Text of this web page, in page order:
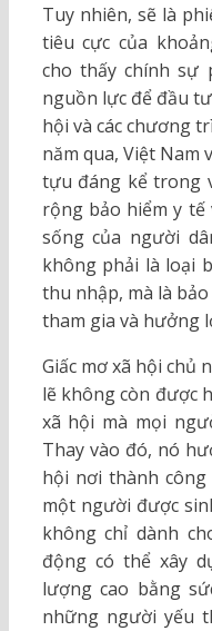
Tuy nhiên, sẽ là
tiêu cực của
cho thấy chính
nguồn lực để đầu
hội và các chương
năm qua, Việt
tựu đáng kể trong
rộng bảo hiểm y tế
sống của người
không phải là loại
thu nhập, mà là
tham gia và hưởng
Giấc mơ xã hội chủ
lẽ không còn được
xã hội mà mọi
Thay vào đó, nó
hội nơi thành
một người được
không chỉ dành
động có thể xây
lượng cao bằng
những người yếu